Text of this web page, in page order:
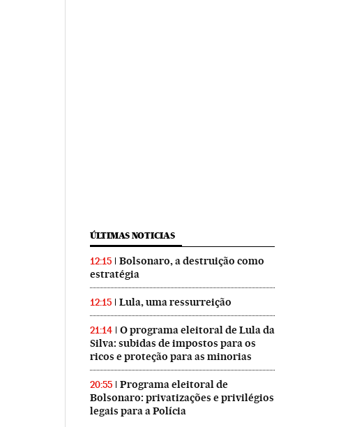
ÚLTIMAS NOTICIAS
12:15
Bolsonaro, a destruição como
estratégia
12:15 Lula, uma ressurreição
21:14
O programa eleitoral de Lula da
Silva: subidas de impostos para os
ricos e proteção para as minorias
20:55
Programa eleitoral de
Bolsonaro: privatizações e privilégios
legais para a Polícia